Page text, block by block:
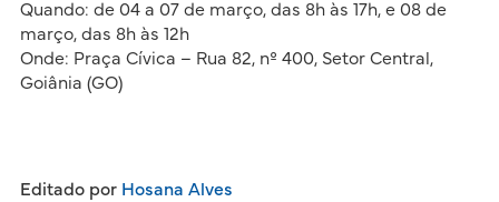
Quando: de 04 a 07 de março, das 8h às 17h, e 08 de
março, das 8h às 12h
Onde: Praça Cívica – Rua 82, nº 400, Setor Central,
Goiânia (GO)
Editado porHosana Alves